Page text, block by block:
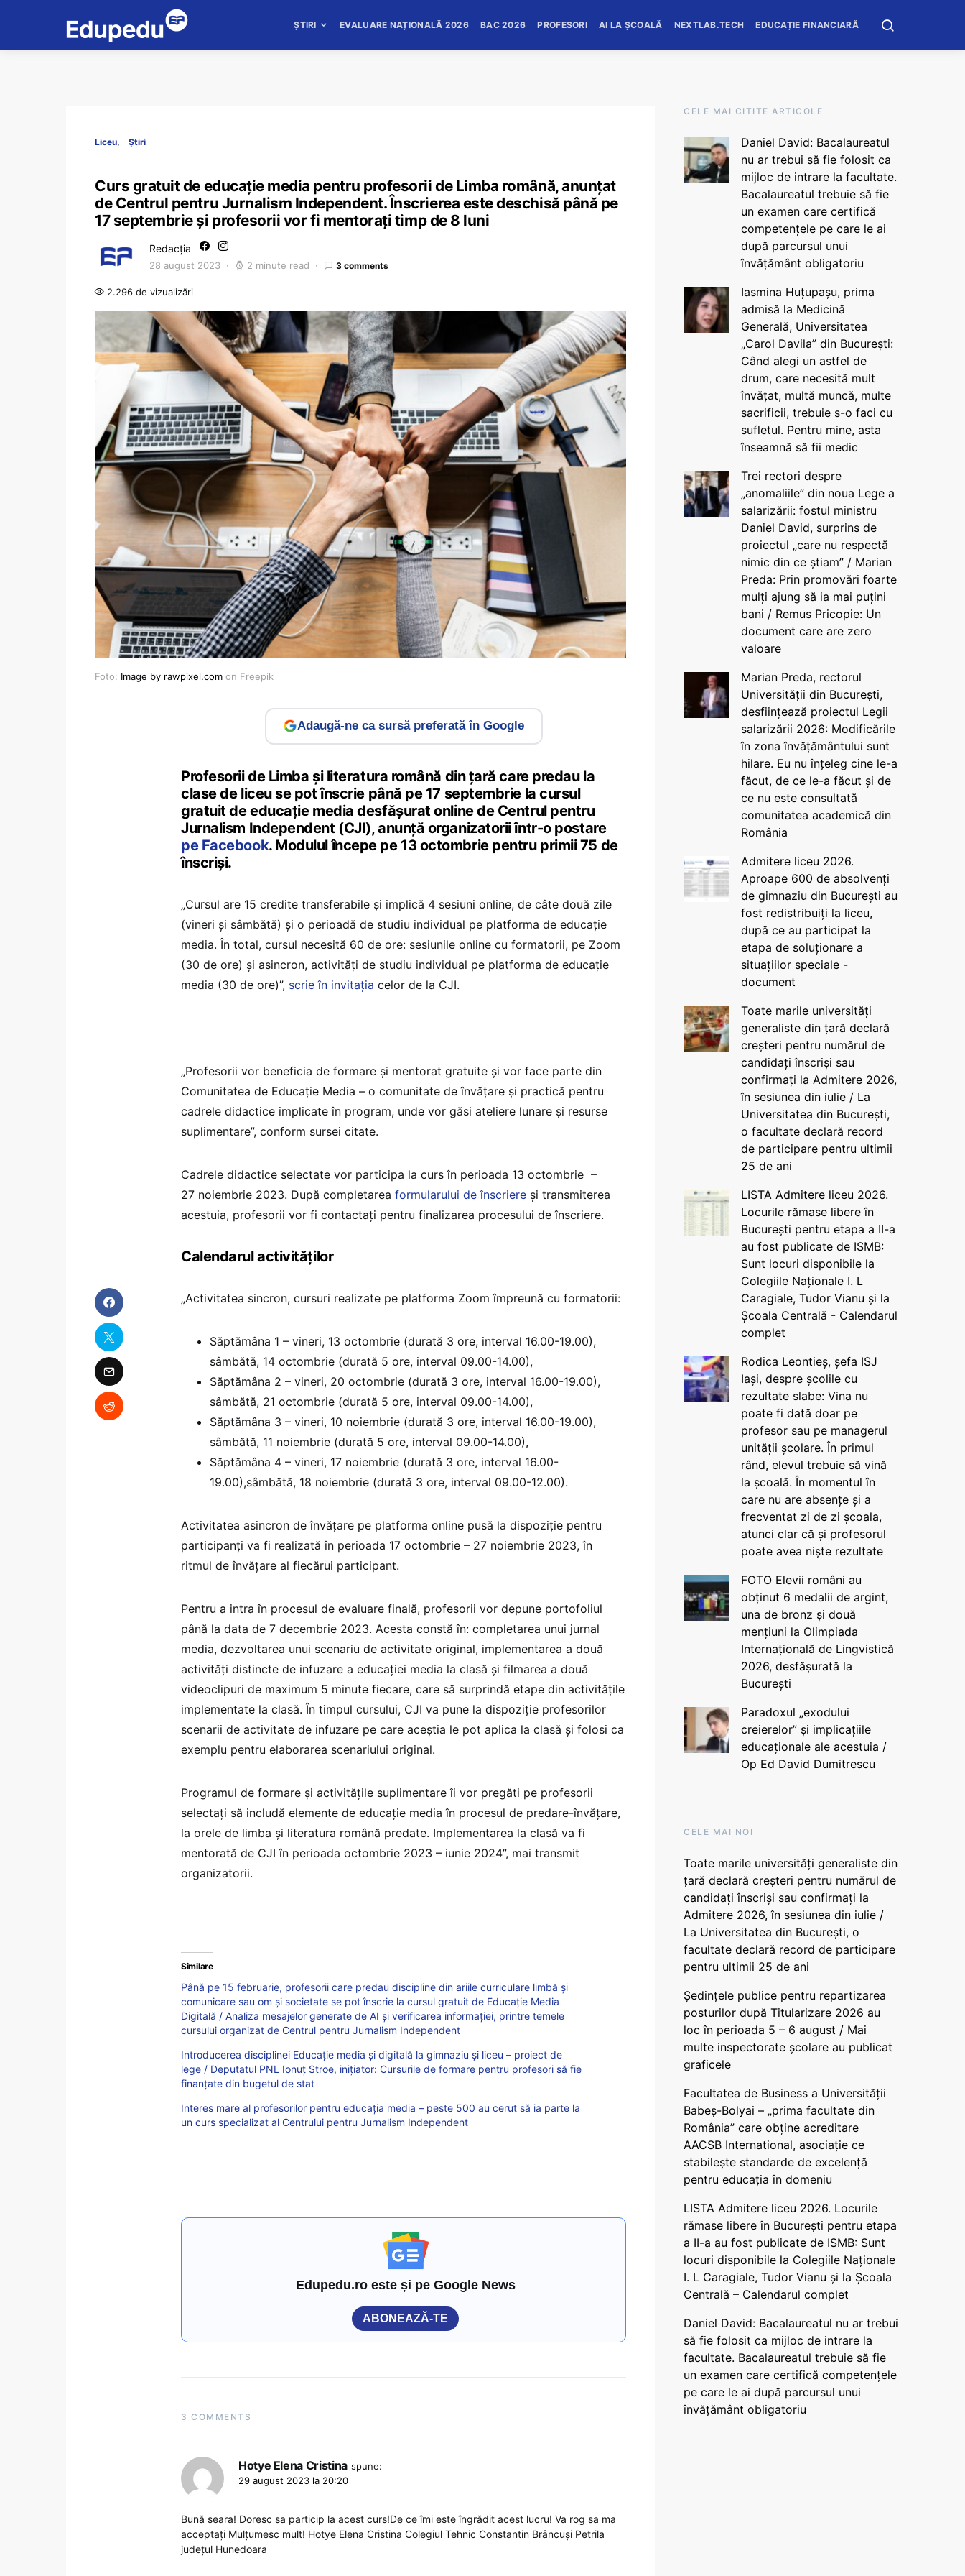
ȘTIRI EVALUARE NAȚIONALĂ 2026 BAC 2026 PROFESORI AI LA ȘCOALĂ NEXTLAB.TECH EDUCAȚIE FINANCIARĂ
Liceu Știri
Curs gratuit de educație media pentru profesorii de Limba română, anunțat
de Centrul pentru Jurnalism Independent. Înscrierea este deschisă până pe
17 septembrie și profesorii vor fi mentorați timp de 8 luni
Redacția
28 august 2023 2 minute read 3 comments
2.296 de vizualizări
Foto: Image by rawpixel.com on Freepik
Adaugă-ne ca sursă preferată în Google
Profesorii de Limba și literatura română din țară care predau la
clase de liceu se pot înscrie până pe 17 septembrie la cursul
gratuit de educație media desfășurat online de Centrul pentru
Jurnalism Independent (CJI), anunță organizatorii într-o postare
pe Facebook. Modulul începe pe 13 octombrie pentru primii 75 de
înscriși.
„Cursul are 15 credite transferabile și implică 4 sesiuni online, de câte două zile
(vineri și sâmbătă) și o perioadă de studiu individual pe platforma de educație
media. În total, cursul necesită 60 de ore: sesiunile online cu formatorii, pe Zoom
(30 de ore) și asincron, activități de studiu individual pe platforma de educație
media (30 de ore)”, scrie în invitația celor de la CJI.
„Profesorii vor beneficia de formare și mentorat gratuite și vor face parte din
Comunitatea de Educație Media – o comunitate de învățare și practică pentru
cadrele didactice implicate în program, unde vor găsi ateliere lunare și resurse
suplimentare”, conform sursei citate.
Cadrele didactice selectate vor participa la curs în perioada 13 octombrie –
27 noiembrie 2023. După completarea formularului de înscriere și transmiterea
acestuia, profesorii vor fi contactați pentru finalizarea procesului de înscriere.
Calendarul activităților
„Activitatea sincron, cursuri realizate pe platforma Zoom împreună cu formatorii:
Săptămâna 1 – vineri, 13 octombrie (durată 3 ore, interval 16.00-19.00),
sâmbătă, 14 octombrie (durată 5 ore, interval 09.00-14.00),
Săptămâna 2 – vineri, 20 octombrie (durată 3 ore, interval 16.00-19.00),
sâmbătă, 21 octombrie (durată 5 ore, interval 09.00-14.00),
Săptămâna 3 – vineri, 10 noiembrie (durată 3 ore, interval 16.00-19.00),
sâmbătă, 11 noiembrie (durată 5 ore, interval 09.00-14.00),
Săptămâna 4 – vineri, 17 noiembrie (durată 3 ore, interval 16.00-
19.00),sâmbătă, 18 noiembrie (durată 3 ore, interval 09.00-12.00).
Activitatea asincron de învățare pe platforma online pusă la dispoziție pentru
participanți va fi realizată în perioada 17 octombrie – 27 noiembrie 2023, în
ritmul de învățare al fiecărui participant.
Pentru a intra în procesul de evaluare finală, profesorii vor depune portofoliul
până la data de 7 decembrie 2023. Acesta constă în: completarea unui jurnal
media, dezvoltarea unui scenariu de activitate original, implementarea a două
activități distincte de infuzare a educației media la clasă și filmarea a două
videoclipuri de maximum 5 minute fiecare, care să surprindă etape din activitățile
implementate la clasă. În timpul cursului, CJI va pune la dispoziție profesorilor
scenarii de activitate de infuzare pe care aceștia le pot aplica la clasă și folosi ca
exemplu pentru elaborarea scenariului original.
Programul de formare și activitățile suplimentare îi vor pregăti pe profesorii
selectați să includă elemente de educație media în procesul de predare-învățare,
la orele de limba și literatura română predate. Implementarea la clasă va fi
mentorată de CJI în perioada octombrie 2023 – iunie 2024”, mai transmit
organizatorii.
Similare
Până pe 15 februarie, profesorii care predau discipline din ariile curriculare limbă și
comunicare sau om și societate se pot înscrie la cursul gratuit de Educație Media
Digitală / Analiza mesajelor generate de AI și verificarea informației, printre temele
cursului organizat de Centrul pentru Jurnalism Independent
Introducerea disciplinei Educație media și digitală la gimnaziu și liceu – proiect de
lege / Deputatul PNL Ionuț Stroe, inițiator: Cursurile de formare pentru profesori să fie
finanțate din bugetul de stat
Interes mare al profesorilor pentru educația media – peste 500 au cerut să ia parte la
un curs specializat al Centrului pentru Jurnalism Independent
Edupedu.ro este și pe Google News
ABONEAZĂ-TE
3 COMMENTS
Hotye Elena Cristina spune:
29 august 2023 la 20:20
Bună seara! Doresc sa particip la acest curs!De ce îmi este îngrădit acest lucru! Va rog sa ma
acceptați Mulțumesc mult! Hotye Elena Cristina Colegiul Tehnic Constantin Brâncuși Petrila
județul Hunedoara
CELE MAI CITITE ARTICOLE
Daniel David: Bacalaureatul
nu ar trebui să fie folosit ca
mijloc de intrare la facultate.
Bacalaureatul trebuie să fie
un examen care certifică
competențele pe care le ai
după parcursul unui
învățământ obligatoriu
Iasmina Huțupașu, prima
admisă la Medicină
Generală, Universitatea
„Carol Davila” din București:
Când alegi un astfel de
drum, care necesită mult
învățat, multă muncă, multe
sacrificii, trebuie s-o faci cu
sufletul. Pentru mine, asta
înseamnă să fii medic
Trei rectori despre
„anomaliile” din noua Lege a
salarizării: fostul ministru
Daniel David, surprins de
proiectul „care nu respectă
nimic din ce știam” / Marian
Preda: Prin promovări foarte
mulți ajung să ia mai puțini
bani / Remus Pricopie: Un
document care are zero
valoare
Marian Preda, rectorul
Universității din București,
desființează proiectul Legii
salarizării 2026: Modificările
în zona învățământului sunt
hilare. Eu nu înțeleg cine le-a
făcut, de ce le-a făcut și de
ce nu este consultată
comunitatea academică din
România
Admitere liceu 2026.
Aproape 600 de absolvenți
de gimnaziu din București au
fost redistribuiți la liceu,
după ce au participat la
etapa de soluționare a
situațiilor speciale -
document
Toate marile universități
generaliste din țară declară
creșteri pentru numărul de
candidați înscriși sau
confirmați la Admitere 2026,
în sesiunea din iulie / La
Universitatea din București,
o facultate declară record
de participare pentru ultimii
25 de ani
LISTA Admitere liceu 2026.
Locurile rămase libere în
București pentru etapa a II-a
au fost publicate de ISMB:
Sunt locuri disponibile la
Colegiile Naționale I. L
Caragiale, Tudor Vianu și la
Școala Centrală - Calendarul
complet
Rodica Leontieș, șefa ISJ
Iași, despre școlile cu
rezultate slabe: Vina nu
poate fi dată doar pe
profesor sau pe managerul
unității școlare. În primul
rând, elevul trebuie să vină
la școală. În momentul în
care nu are absențe și a
frecventat zi de zi școala,
atunci clar că și profesorul
poate avea niște rezultate
FOTO Elevii români au
obținut 6 medalii de argint,
una de bronz și două
mențiuni la Olimpiada
Internațională de Lingvistică
2026, desfășurată la
București
Paradoxul „exodului
creierelor” și implicațiile
educaționale ale acestuia /
Op Ed David Dumitrescu
CELE MAI NOI
Toate marile universități generaliste din
țară declară creșteri pentru numărul de
candidați înscriși sau confirmați la
Admitere 2026, în sesiunea din iulie /
La Universitatea din București, o
facultate declară record de participare
pentru ultimii 25 de ani
Ședințele publice pentru repartizarea
posturilor după Titularizare 2026 au
loc în perioada 5 – 6 august / Mai
multe inspectorate școlare au publicat
graficele
Facultatea de Business a Universității
Babeș-Bolyai – „prima facultate din
România” care obține acreditare
AACSB International, asociație ce
stabilește standarde de excelență
pentru educația în domeniu
LISTA Admitere liceu 2026. Locurile
rămase libere în București pentru etapa
a II-a au fost publicate de ISMB: Sunt
locuri disponibile la Colegiile Naționale
I. L Caragiale, Tudor Vianu și la Școala
Centrală – Calendarul complet
Daniel David: Bacalaureatul nu ar trebui
să fie folosit ca mijloc de intrare la
facultate. Bacalaureatul trebuie să fie
un examen care certifică competențele
pe care le ai după parcursul unui
învățământ obligatoriu